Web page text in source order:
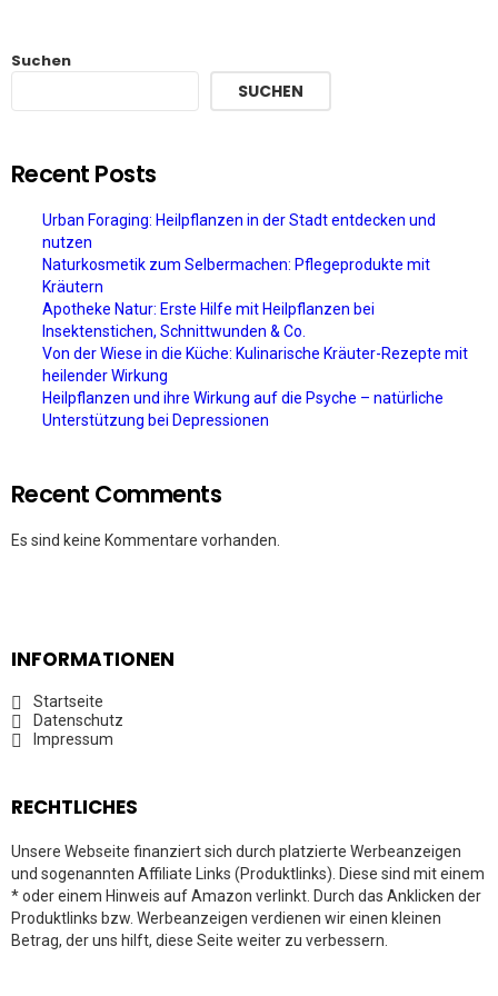
Suchen
SUCHEN
Recent Posts
Urban Foraging: Heilpflanzen in der Stadt entdecken und
nutzen
Naturkosmetik zum Selbermachen: Pflegeprodukte mit
Kräutern
Apotheke Natur: Erste Hilfe mit Heilpflanzen bei
Insektenstichen, Schnittwunden & Co.
Von der Wiese in die Küche: Kulinarische Kräuter-Rezepte mit
heilender Wirkung
Heilpflanzen und ihre Wirkung auf die Psyche – natürliche
Unterstützung bei Depressionen
Recent Comments
Es sind keine Kommentare vorhanden.
INFORMATIONEN
Startseite
Datenschutz
Impressum
RECHTLICHES
Unsere Webseite finanziert sich durch platzierte Werbeanzeigen
und sogenannten Affiliate Links (Produktlinks). Diese sind mit einem
* oder einem Hinweis auf Amazon verlinkt. Durch das Anklicken der
Produktlinks bzw. Werbeanzeigen verdienen wir einen kleinen
Betrag, der uns hilft, diese Seite weiter zu verbessern.